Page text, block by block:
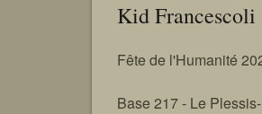
Kid Francescoli
Fête de l'Humanité
Base 217 - Le